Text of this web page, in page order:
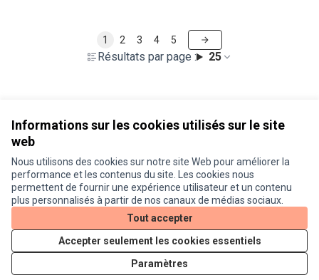
Informations sur les cookies utilisés sur le site
web
Nous utilisons des cookies sur notre site Web pour améliorer la
performance et les contenus du site. Les cookies nous
permettent de fournir une expérience utilisateur et un contenu
plus personnalisés à partir de nos canaux de médias sociaux.
Tout accepter
Accepter seulement les cookies essentiels
Paramètres
Résultats par page : 25
1 2 3 4 5
Conditions d'utilisation
Paramètres des cookies
Je participe ! sur X
(Lien externe)
Je participe ! sur Facebook
Je participe ! sur Instagram
Site réalisé grâce aulogiciel libre Decidim .
Licence
(Lien